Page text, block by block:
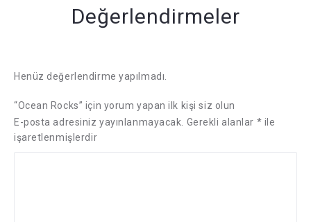
Değerlendirmeler
Henüz değerlendirme yapılmadı.
“Ocean Rocks” için yorum yapan ilk kişi siz olun
E-posta adresiniz yayınlanmayacak. Gerekli alanlar * ile
işaretlenmişlerdir